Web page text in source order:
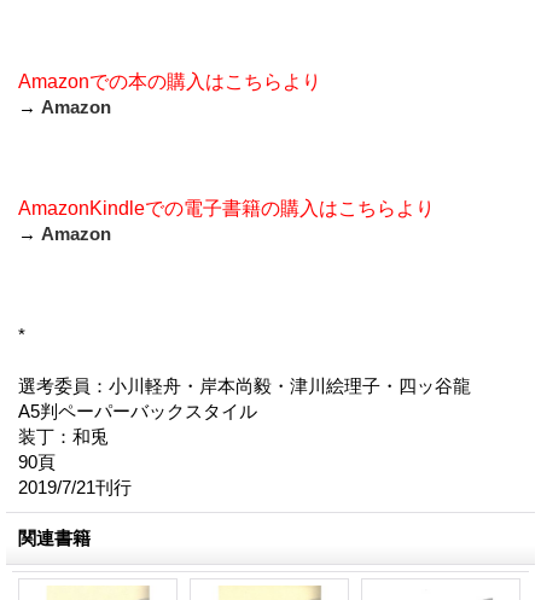
Amazonでの本の購入はこちらより
→ Amazon
AmazonKindleでの電子書籍の購入はこちらより
→ Amazon
*
選考委員：小川軽舟・岸本尚毅・津川絵理子・四ッ谷龍
A5判ペーパーバックスタイル
装丁：和兎
90頁
2019/7/21刊行
関連書籍